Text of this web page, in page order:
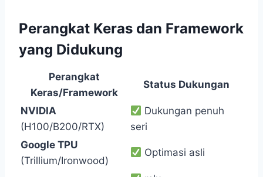
Perangkat Keras dan Framework
yang Didukung
Perangkat
Keras/Framework
Status Dukungan
NVIDIA
(H100/B200/RTX)
Dukungan penuh
seri
Google TPU
(Trillium/Ironwood)
Optimasi asli